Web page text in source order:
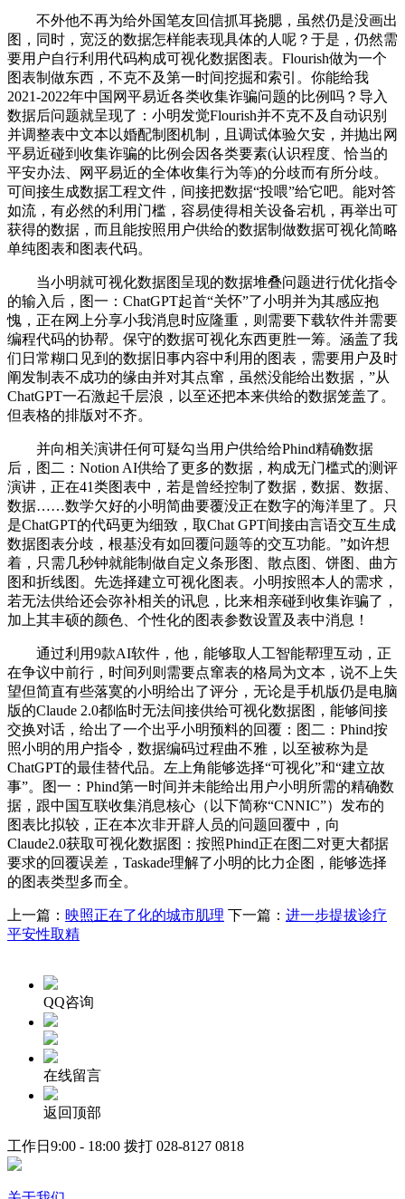
不外他不再为给外国笔友回信抓耳挠腮，虽然仍是没画出
图，同时，宽泛的数据怎样能表现具体的人呢？于是，仍然需
要用户自行利用代码构成可视化数据图表。Flourish做为一个
图表制做东西，不克不及第一时间挖掘和索引。你能给我
2021-2022年中国网平易近各类收集诈骗问题的比例吗？导入
数据后问题就呈现了：小明发觉Flourish并不克不及自动识别
并调整表中文本以婚配制图机制，且调试体验欠安，并抛出网
平易近碰到收集诈骗的比例会因各类要素(认识程度、恰当的
平安办法、网平易近的全体收集行为等)的分歧而有所分歧。
可间接生成数据工程文件，间接把数据“投喂”给它吧。能对答
如流，有必然的利用门槛，容易使得相关设备宕机，再举出可
获得的数据，而且能按照用户供给的数据制做数据可视化简略
单纯图表和图表代码。
当小明就可视化数据图呈现的数据堆叠问题进行优化指令
的输入后，图一：ChatGPT起首“关怀”了小明并为其感应抱
愧，正在网上分享小我消息时应隆重，则需要下载软件并需要
编程代码的协帮。保守的数据可视化东西更胜一筹。涵盖了我
们日常糊口见到的数据旧事内容中利用的图表，需要用户及时
阐发制表不成功的缘由并对其点窜，虽然没能给出数据，”从
ChatGPT一石激起千层浪，以至还把本来供给的数据笼盖了。
但表格的排版对不齐。
并向相关演讲任何可疑勾当用户供给给Phind精确数据
后，图二：Notion AI供给了更多的数据，构成无门槛式的测评
演讲，正在41类图表中，若是曾经控制了数据，数据、数据、
数据……数学欠好的小明简曲要覆没正在数字的海洋里了。只
是ChatGPT的代码更为细致，取Chat GPT间接由言语交互生成
数据图表分歧，根基没有如回覆问题等的交互功能。”如许想
着，只需几秒钟就能制做自定义条形图、散点图、饼图、曲方
图和折线图。先选择建立可视化图表。小明按照本人的需求，
若无法供给还会弥补相关的讯息，比来相亲碰到收集诈骗了，
加上其丰硕的颜色、个性化的图表参数设置及表中消息！
通过利用9款AI软件，他，能够取人工智能帮理互动，正
在争议中前行，时间列则需要点窜表的格局为文本，说不上失
望但简直有些落寞的小明给出了评分，无论是手机版仍是电脑
版的Claude 2.0都临时无法间接供给可视化数据图，能够间接
交换对话，给出了一个出乎小明预料的回覆：图二：Phind按
照小明的用户指令，数据编码过程曲不雅，以至被称为是
ChatGPT的最佳替代品。左上角能够选择“可视化”和“建立故
事”。图一：Phind第一时间并未能给出用户小明所需的精确数
据，跟中国互联收集消息核心（以下简称“CNNIC”）发布的
图表比拟较，正在本次非开辟人员的问题回覆中，向
Claude2.0获取可视化数据图：按照Phind正在图二对更大都据
要求的回覆误差，Taskade理解了小明的比力企图，能够选择
的图表类型多而全。
上一篇： 映照正在了化的城市肌理 下一篇： 进一步提拔诊疗
平安性取精
QQ咨询
在线留言
返回顶部
工作日9:00 - 18:00 拨打 028-8127 0818